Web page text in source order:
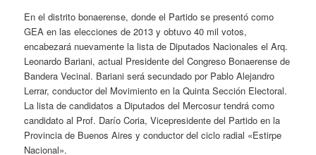
En el distrito bonaerense, donde el Partido se presentó como
GEA en las elecciones de 2013 y obtuvo 40 mil votos,
encabezará nuevamente la lista de Diputados Nacionales el Arq.
Leonardo Bariani, actual Presidente del Congreso Bonaerense de
Bandera Vecinal. Bariani será secundado por Pablo Alejandro
Lerrar, conductor del Movimiento en la Quinta Sección Electoral.
La lista de candidatos a Diputados del Mercosur tendrá como
candidato al Prof. Darío Coria, Vicepresidente del Partido en la
Provincia de Buenos Aires y conductor del ciclo radial «Estirpe
Nacional».